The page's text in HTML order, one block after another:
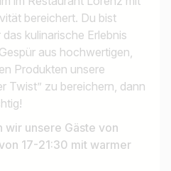
bereichert. Du bist
kulinarische Erlebnis
aus hochwertigen,
Produkten unsere
Twist” zu bereichern, dann
wir unsere Gäste von
17-21:30 mit warmer